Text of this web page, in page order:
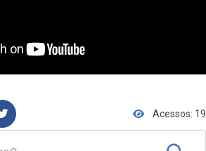
Acessos: 19